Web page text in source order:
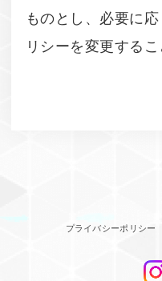
ものとし、必要に
リシーを変更するこ
プライバシーポリシー